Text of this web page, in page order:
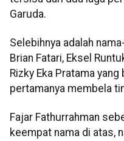
Garuda.
Selebihnya adalah
Brian Fatari, Eksel
Rizky Eka Pratama
pertamanya membela
Fajar Fathurrahman
keempat nama di atas,